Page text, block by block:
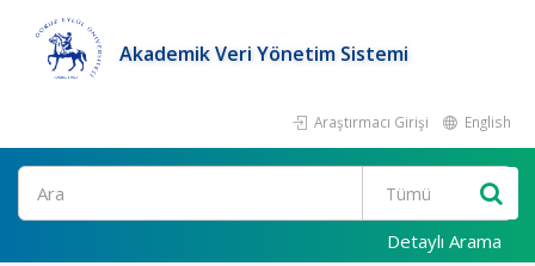
Akademik Veri Yönetim Sistemi
Araştırmacı Girişi English
Ara
Detaylı Arama